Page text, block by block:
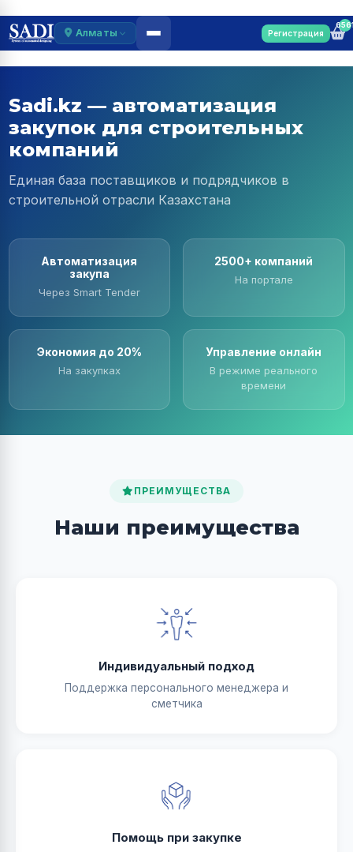
Алматы Регистрация
Sadi.kz — автоматизация
закупок для строительных
компаний
Единая база поставщиков и подрядчиков в
строительной отрасли Казахстана
Автоматизация
закупа
Через Smart Tender
2500+ компаний
На портале
Экономия до 20%
На закупках
Управление онлайн
В режиме реального
времени
ПРЕИМУЩЕСТВА
Наши преимущества
Индивидуальный подход
Поддержка персонального менеджера и
сметчика
Помощь при закупке